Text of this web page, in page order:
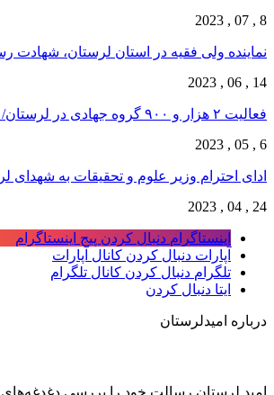
8 , 07 , 2023
نماینده ولی فقیه در استان لرستان، شهادت
14 , 06 , 2023
فعالیت ۲ هزار و ۹۰۰ گروه جهادی در لرستان/ افتتاح ۴۰ پروژه…
6 , 05 , 2023
ادای احترام وزیر علوم و تحقیقات به شهدای
24 , 04 , 2023
اینستاگرام دنبال کردن پیج اینستاگرام
آپارات دنبال کردن کانال آپارات
تلگرام دنبال کردن کانال تلگرام
ایتا دنبال کردن
درباره امیدلرستان
امید لرستان رسالت خود را بررسی